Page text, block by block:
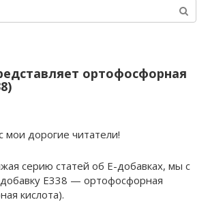
ортофосфорная
мои дорогие читатели!
серию статей об Е-добавках, мы с
Е338 — ортофосфорная
кислота).